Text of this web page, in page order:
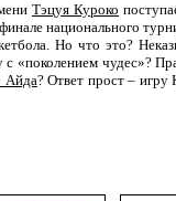
Тэцуя Куроко
национального
Но что это?
«поколением чудес»?
Айда? Ответ прост –